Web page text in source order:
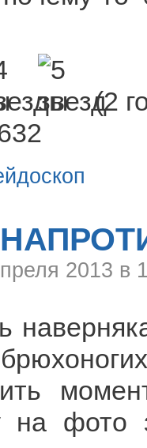
(2
2013 в
на фото